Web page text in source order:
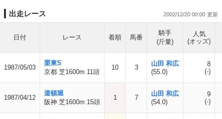
出走レース 2002/12/20 00:00
日付 レース 着順 馬番
騎手
(斤量)
人気
(オッズ)
1987/05/03
栗東S
京都 芝1600m 11頭
10 3
山田 和広
(55.0)
8
(-)
1987/04/12
道頓堀
阪神 芝1600m 15頭
1 7
山田 和広
(54.0)
9
(-)